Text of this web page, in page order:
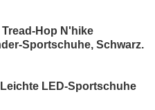
Hop N'hike
Sportschuhe, Schwarz.
LED-Sportschuhe